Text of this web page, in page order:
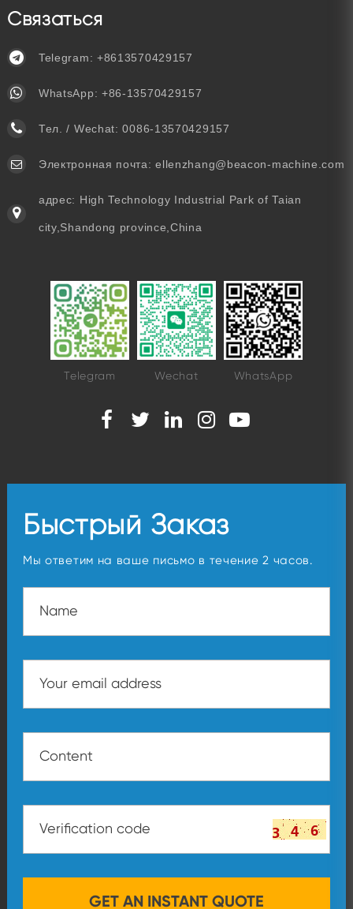
Связаться
Telegram: +8613570429157
WhatsApp: +86-13570429157
Тел. / Wechat:0086-13570429157
Электронная почта:ellenzhang@beacon-machine.com
адрес: High Technology Industrial Park of Taian
city,Shandong province,China
Telegram Wechat WhatsApp
Быстрый Заказ
Мы ответим на ваше письмо в течение 2 часов.